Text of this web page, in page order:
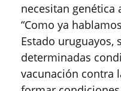
necesitan
“Como ya
Estado uruguayos,
determinadas
vacunación contra